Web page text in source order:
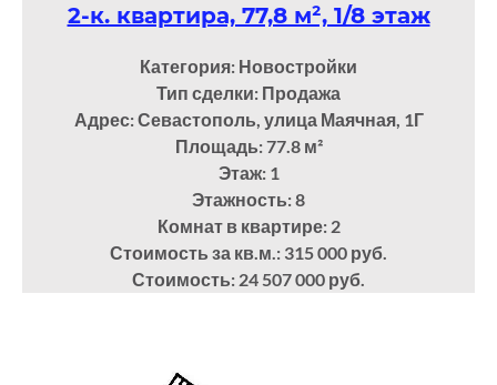
2-к. квартира, 77,8 м², 1/8 этаж
Категория: Новостройки
Тип сделки: Продажа
Адрес: Севастополь, улица Маячная, 1Г
Площадь: 77.8м²
Этаж: 1
Этажность: 8
Комнат в квартире: 2
Стоимость за кв.м.: 315 000 руб.
Стоимость: 24 507 000 руб.